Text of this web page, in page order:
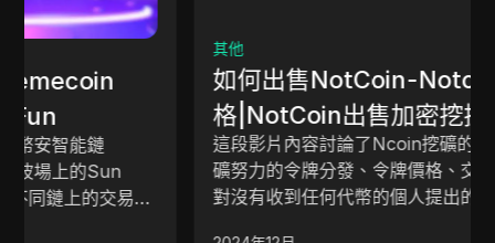
如何出售NotCoin-Notcoin真实价
格|NotCoin出售加密挖掘|索取&提款
更新
這段影片內容討論了Ncoin挖礦的結果，包括基於挖
礦努力的令牌分發、令牌價格、交易所上市，以及針
對沒有收到任何代幣的個人提出的解決方案。同時還